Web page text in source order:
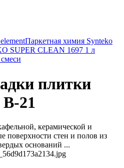
Паркетная химия Synteko
SUPER CLEAN 1697 1 л
плитки
В-21
керамической и
поверхности стен и полов из
оснований ...